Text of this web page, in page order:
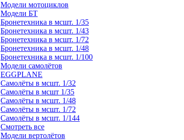
Модели мотоциклов
Модели БТ
Бронетехника в мсшт. 1/35
Бронетехника в мсшт. 1/43
Бронетехника в мсшт. 1/72
Бронетехника в мсшт. 1/48
Бронетехника в мсшт. 1/100
Модели самолётов
EGGPLANE
Самолёты в мсшт. 1/32
Самолёты в мсшт 1/35
Самолёты в мсшт. 1/48
Самолёты в мсшт. 1/72
Самолёты в мсшт. 1/144
Смотреть все
Модели вертолётов